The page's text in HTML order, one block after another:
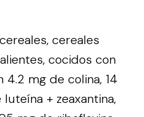
cereales
cocidos con
4.2 mg de colina, 14
+ zeaxantina,